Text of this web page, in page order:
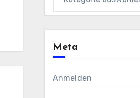
Meta
Anmelden